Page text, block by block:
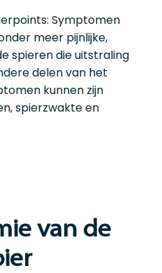
Symptomen
meer pijnlijke,
spieren die uitstraling
delen van het
kunnen zijn
spierzwakte en
van de